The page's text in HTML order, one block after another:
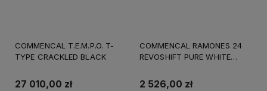
COMMENCAL T.E.M.P.O. T-
TYPE CRACKLED BLACK
27 010,00 zł
COMMENCAL RAMONES 24
REVOSHIFT PURE WHITE
2 526,00 zł